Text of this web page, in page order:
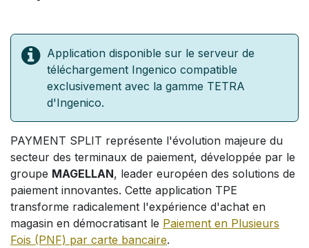
Application disponible sur le serveur de
téléchargement Ingenico compatible
exclusivement avec la gamme TETRA
d'Ingenico.
PAYMENT SPLIT représente l'évolution majeure du
secteur des terminaux de paiement, développée par le
groupe MAGELLAN, leader européen des solutions de
paiement innovantes. Cette application TPE
transforme radicalement l'expérience d'achat en
magasin en démocratisant le Paiement en Plusieurs
Fois (PNF) par carte bancaire.